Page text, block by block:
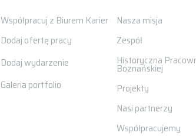
Współpracuj z Biurem Karier
Dodaj ofertę pracy
Dodaj wydarzenie
Galeria portfolio
Nasza misja
Zespół
Historyczna
Boznańskiej
Projekty
Nasi partnerzy
Współpracujemy